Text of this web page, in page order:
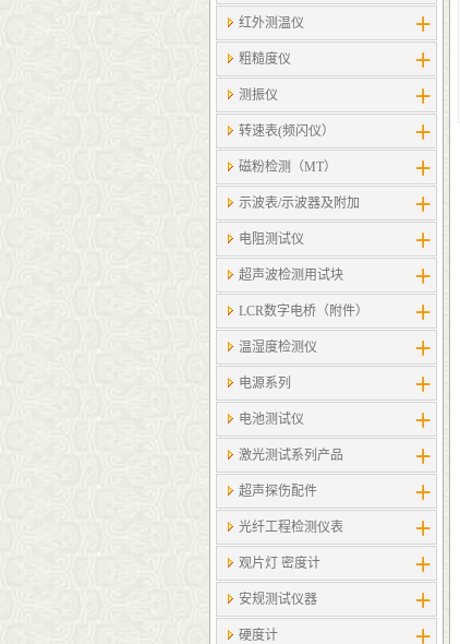
红外测温仪
粗糙度仪
测振仪
转速表(频闪仪）
磁粉检测（MT）
示波表/示波器及附加
电阻测试仪
超声波检测用试块
LCR数字电桥（附件）
温湿度检测仪
电源系列
电池测试仪
激光测试系列产品
超声探伤配件
光纤工程检测仪表
观片灯 密度计
安规测试仪器
硬度计